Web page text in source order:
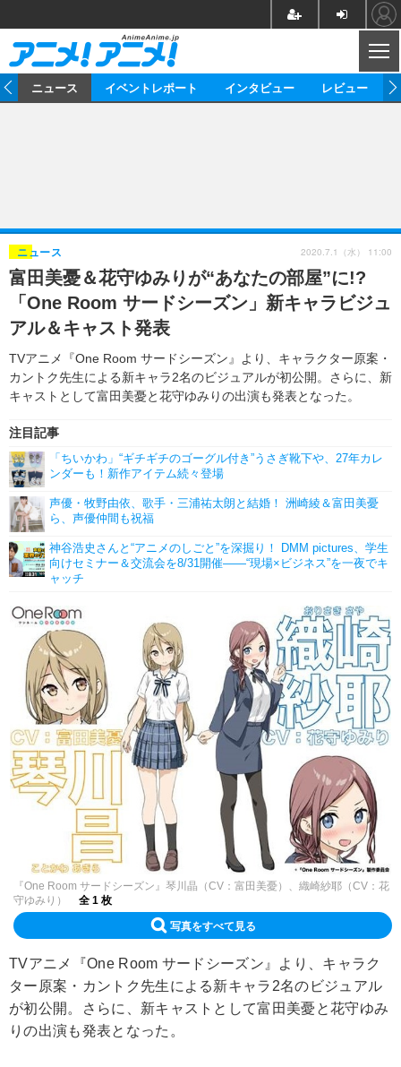
ゲーム グッズ
イベント 海外
海外イベント ビジネス
俳優・タレント アーティスト
アニメ 実写
イベント
ゲーム 座談会
動画
アニメ！アニメ！TV ABEMA Cafe
連載・コラム
ニュース イベントレポート インタビュー レビュー
富田美憂＆花守ゆみりが“あなたの部屋”に!?
「One Room サードシーズン」新キャラビジュ
アル＆キャスト発表
TVアニメ『One Room サードシーズン』より、キャラクター原案・
カントク先生による新キャラ2名のビジュアルが初公開。さらに、新
キャストとして富田美憂と花守ゆみりの出演も発表となった。
ニュース
注目記事
「ちいかわ」“ギチギチのゴーグル付き”うさぎ靴下や、27年カレ
ンダーも！新作アイテム続々登場
声優・牧野由依、歌手・三浦祐太朗と結婚！ 洲崎綾＆富田美憂
ら、声優仲間も祝福
神谷浩史さんと“アニメのしごと”を深掘り！ DMM pictures、学生
向けセミナー＆交流会を8/31開催――“現場×ビジネス”を一夜でキ
ャッチ
2020.7.1（水） 11:00
『One Room サードシーズン』琴川晶（CV：富田美憂）、織崎紗耶（CV：花
守ゆみり）
全 1 枚
写真をすべて見る
TVアニメ『One Room サードシーズン』より、キャラク
ター原案・カントク先生による新キャラ2名のビジュアル
が初公開。さらに、新キャストとして富田美憂と花守ゆみ
りの出演も発表となった。